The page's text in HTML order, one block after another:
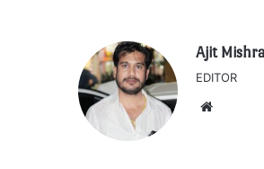
Ajit Mishra
EDITOR